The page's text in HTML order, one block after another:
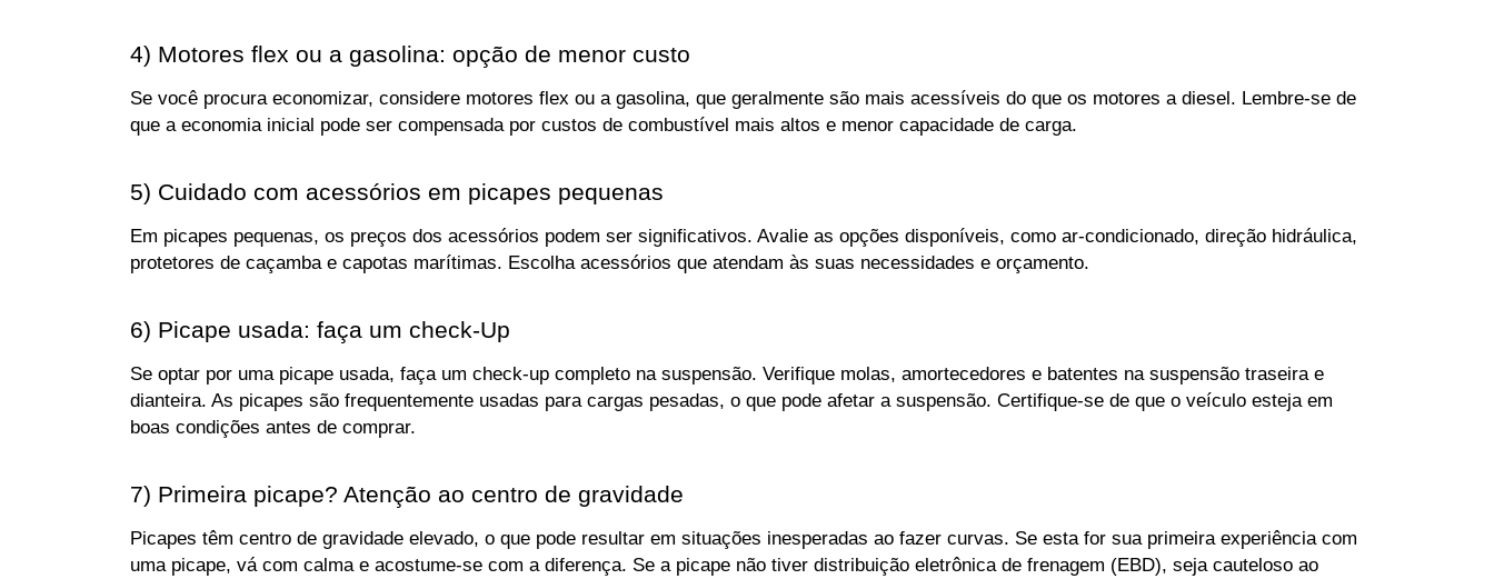
4) Motores flex ou a gasolina: opção de menor custo
Se você procura economizar, considere motores flex ou a gasolina, que geralmente são mais acessíveis do que os motores a diesel. Lembre-se de
que a economia inicial pode ser compensada por custos de combustível mais altos e menor capacidade de carga.
5) Cuidado com acessórios em picapes pequenas
Em picapes pequenas, os preços dos acessórios podem ser significativos. Avalie as opções disponíveis, como ar-condicionado, direção hidráulica,
protetores de caçamba e capotas marítimas. Escolha acessórios que atendam às suas necessidades e orçamento.
6) Picape usada: faça um check-Up
Se optar por uma picape usada, faça um check-up completo na suspensão. Verifique molas, amortecedores e batentes na suspensão traseira e
dianteira. As picapes são frequentemente usadas para cargas pesadas, o que pode afetar a suspensão. Certifique-se de que o veículo esteja em
boas condições antes de comprar.
7) Primeira picape? Atenção ao centro de gravidade
Picapes têm centro de gravidade elevado, o que pode resultar em situações inesperadas ao fazer curvas. Se esta for sua primeira experiência com
uma picape, vá com calma e acostume-se com a diferença. Se a picape não tiver distribuição eletrônica de frenagem (EBD), seja cauteloso ao